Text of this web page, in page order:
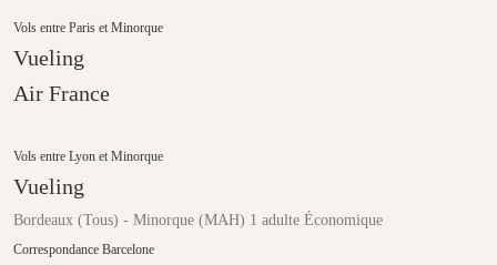
Vols entre Paris et Minorque
Vueling
Air France
Vols entre Lyon et Minorque
Vueling
Bordeaux (Tous) - Minorque (MAH) 1 adulte Économique
Correspondance Barcelone